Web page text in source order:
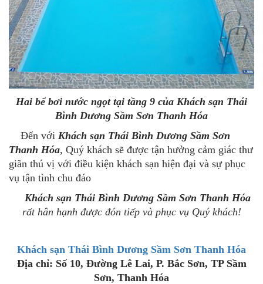
Hai bể bơi nước ngọt tại tầng 9 của Khách sạn Thái
Bình Dương Sầm Sơn Thanh Hóa
Đến với Khách sạn Thái Bình Dương Sầm Sơn
Thanh Hóa, Quý khách sẽ được tận hưởng cảm giác thư
giãn thú vị với điều kiện khách sạn hiện đại và sự phục
vụ tận tình chu đáo
Khách sạn Thái Bình Dương Sầm Sơn Thanh Hóa
rất hân hạnh được đón tiếp và phục vụ Quý khách!
Khách sạn Thái Bình Dương Sầm Sơn Thanh Hóa
Địa chỉ: Số 10, Đường Lê Lai, P. Bắc Sơn, TP Sầm
Sơn, Thanh Hóa